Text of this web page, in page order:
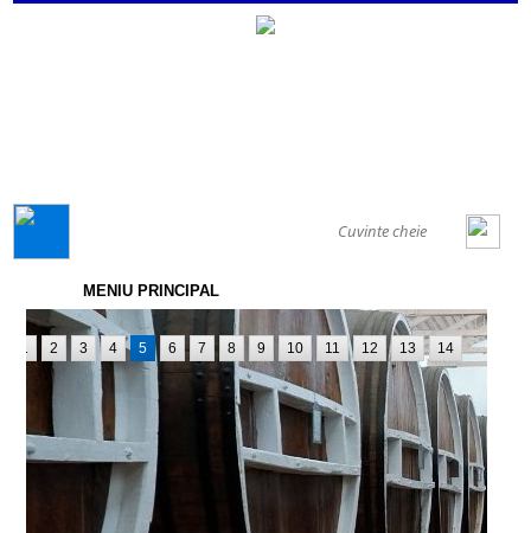
MENIU PRINCIPAL
1 2 3 4 5 6 7 8 9 10 11 12 13 14